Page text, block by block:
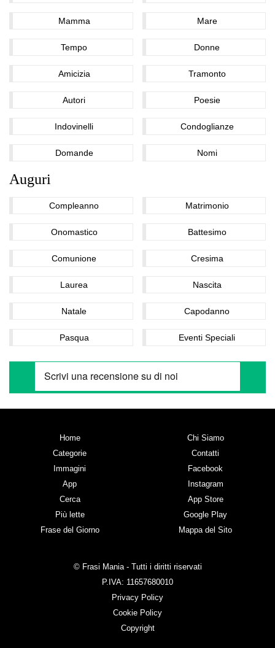
Mamma Mare
Tempo Donne
Amicizia Tramonto
Autori Poesie
Indovinelli Condoglianze
Domande Nomi
Auguri
Compleanno Matrimonio
Onomastico Battesimo
Comunione Cresima
Laurea Nascita
Natale Capodanno
Pasqua Eventi Speciali
Home
Categorie
Immagini
App
Cerca
Più lette
Frase del Giorno
Chi Siamo
Contatti
Facebook
Instagram
App Store
Google Play
Mappa del Sito
© Frasi Mania - Tutti i diritti riservati
P.IVA: 11657680010
Privacy Policy
Cookie Policy
Copyright